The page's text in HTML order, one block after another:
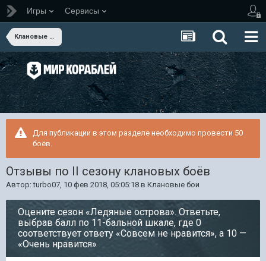
Игры Сервисы
Клановые бои
Для публикации в этом разделе необходимо провести 50
боёв.
Отзывы по II сезону клановых боёв
Автор:turbo07, 10 фев 2018, 05:05:18 в Клановые бои
Оцените сезон «Ледяные острова». Ответьте,
выбрав балл по 11-бальной шкале, где 0
соответствует ответу «Совсем не нравится», а 10 —
«Очень нравится»